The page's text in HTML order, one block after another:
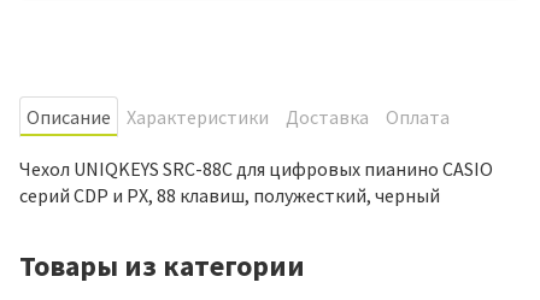
Oписание Характеристики Доставка Оплата
Чехол UNIQKEYS SRC-88C для цифровых пианино CASIO
серий CDP и PX, 88 клавиш, полужесткий, черный
Товары из категории